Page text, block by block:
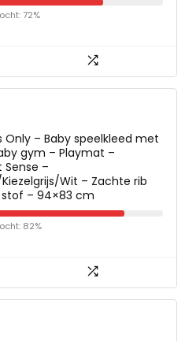
72%
Only – Baby speelkleed met
gym – Playmat –
Sense –
Wit – Zachte rib
– 94×83 cm
82%